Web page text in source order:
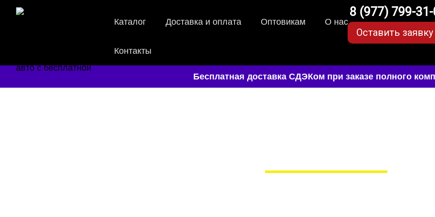
Каталог Доставка и оплата Оптовикам О нас
Контакты
8 (977) 799-
Оставить заявку
Бесплатная доставка СДЭКом при заказе полного